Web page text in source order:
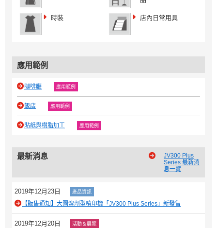
時裝 店內日常用具
應用範例
咖啡廳 應用範例
飯店 應用範例
貼紙與樹脂加工 應用範例
最新消息
JV300 Plus
Series 最新消
息一覽
2019年12月23日 產品資訊
【販售通知】大圖溶劑型噴印機「JV300 Plus Series」新發售
2019年12月20日 活動＆展覽